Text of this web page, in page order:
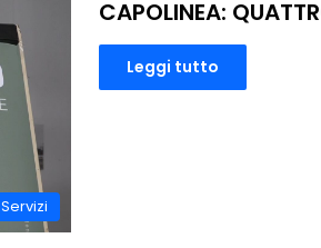
Servizi
CAPOLINEA:
Leggi tutto